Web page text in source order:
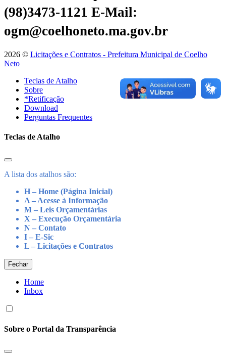
(98)3473-1121 E-Mail:
ogm@coelhoneto.ma.gov.br
2026 © Licitações e Contratos - Prefeitura Municipal de Coelho
Neto
Teclas de Atalho
Sobre
*Retificação
Download
Perguntas Frequentes
Teclas de Atalho
A lista dos atalhos são:
H – Home (Página Inicial)
A – Acesse à Informação
M – Leis Orçamentárias
X – Execução Orçamentária
N – Contato
I – E-Sic
L – Licitações e Contratos
Fechar
Home
Inbox
Sobre o Portal da Transparência